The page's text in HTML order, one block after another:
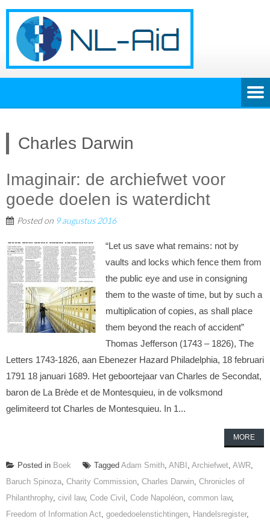
Charles Darwin
Imaginair: de archiefwet voor
goede doelen is waterdicht
Posted on 9 augustus 2016
“Let us save what remains: not by
vaults and locks which fence them from
the public eye and use in consigning
them to the waste of time, but by such a
multiplication of copies, as shall place
them beyond the reach of accident”
Thomas Jefferson (1743 – 1826), The
Letters 1743-1826, aan Ebenezer Hazard Philadelphia, 18 februari
1791 18 januari 1689. Het geboortejaar van Charles de Secondat,
baron de La Brède et de Montesquieu, in de volksmond
gelimiteerd tot Charles de Montesquieu. In 1...
MORE
Posted in Boek Tagged Adam Smith, ANBI , Archiefwet, AWR,
Baruch Spinoza, Charity Commission, Charles Darwin, Chronicles of
Philanthrophy, civil law, Code Civil , Code Napoléon, common law,
Freedom of Information Act, goededoelenstichtingen, Handelsregister,